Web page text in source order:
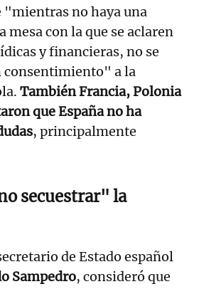
no haya una
mesa con la que se aclaren
y financieras, no se
consentimiento" a la
También Francia, Polonia
que España no ha
, principalmente
secuestrar" la
de Estado español
Sampedro, consideró que